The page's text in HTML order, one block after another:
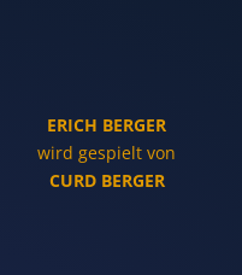
ERICH BERGER
wird gespielt von
CURD BERGER